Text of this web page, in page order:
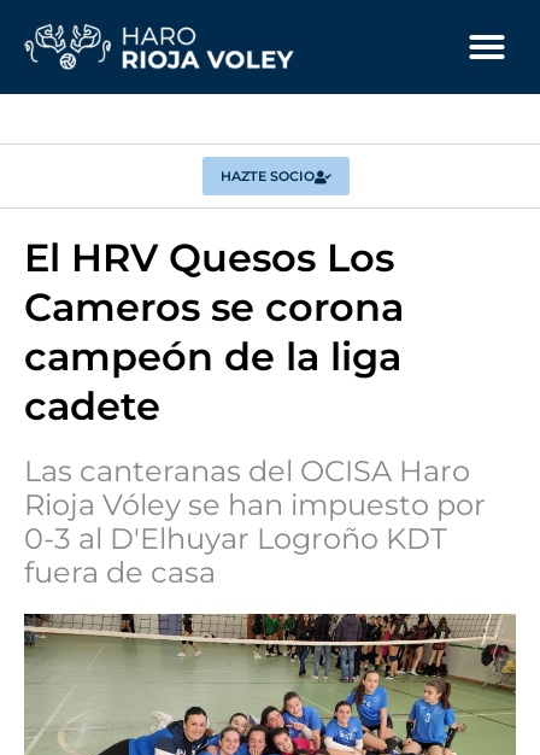
HAZTE SOCIO
El HRV Quesos Los
Cameros se corona
campeón de la liga
cadete
Las canteranas del OCISA Haro
Rioja Vóley se han impuesto por
0-3 al D'Elhuyar Logroño KDT
fuera de casa